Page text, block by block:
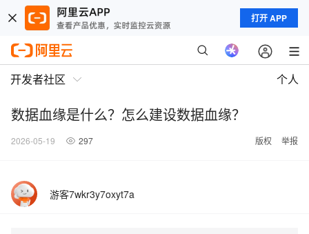
打开 APP
开发者社区 个人
数据血缘是什么？怎么建设数据血缘？
2026-05-19 297 版权 举报
游客7wkr3y7oxyt7a